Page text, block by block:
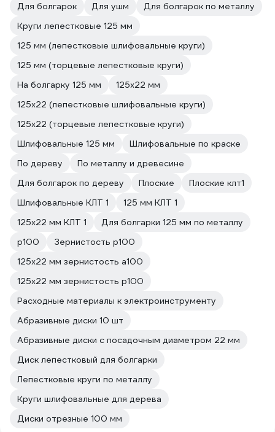
Для болгарок
Для ушм
Для болгарок по металлу
Круги лепестковые 125 мм
125 мм (лепестковые шлифовальные круги)
125 мм (торцевые лепестковые круги)
На болгарку 125 мм
125х22 мм
125х22 (лепестковые шлифовальные круги)
125х22 (торцевые лепестковые круги)
Шлифовальные 125 мм
Шлифовальные по краске
По дереву
По металлу и древесине
Для болгарок по дереву
Плоские
Плоские клт1
Шлифовальные КЛТ 1
125 мм КЛТ 1
125х22 мм КЛТ 1
Для болгарки 125 мм по металлу
р100
Зернистость р100
125х22 мм зернистость а100
125х22 мм зернистость р100
Расходные материалы к электроинструменту
Абразивные диски 10 шт
Абразивные диски с посадочным диаметром 22 мм
Диск лепестковый для болгарки
Лепестковые круги по металлу
Круги шлифовальные для дерева
Диски отрезные 100 мм